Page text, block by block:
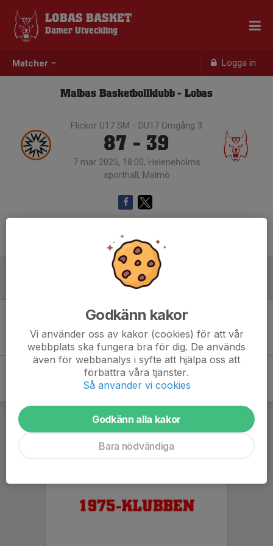
Matcher Logga in
LOBAS BASKET
Damer Utveckling
Malbas Basketbollklubb - Lobas
Flickor U17 SM - DU17 Omgång 3
87 - 39
7 mar 2025, 18:00, Heleneholms
sporthall, Malmö
Samling 17:00
Inget referat skrivet
Godkänn kakor
Vi använder oss av kakor (cookies) för att vår
webbplats ska fungera bra för dig. De används
även för webbanalys i syfte att hjälpa oss att
förbättra våra tjänster.
Så använder vi cookies
Godkänn alla kakor
Bara nödvändiga